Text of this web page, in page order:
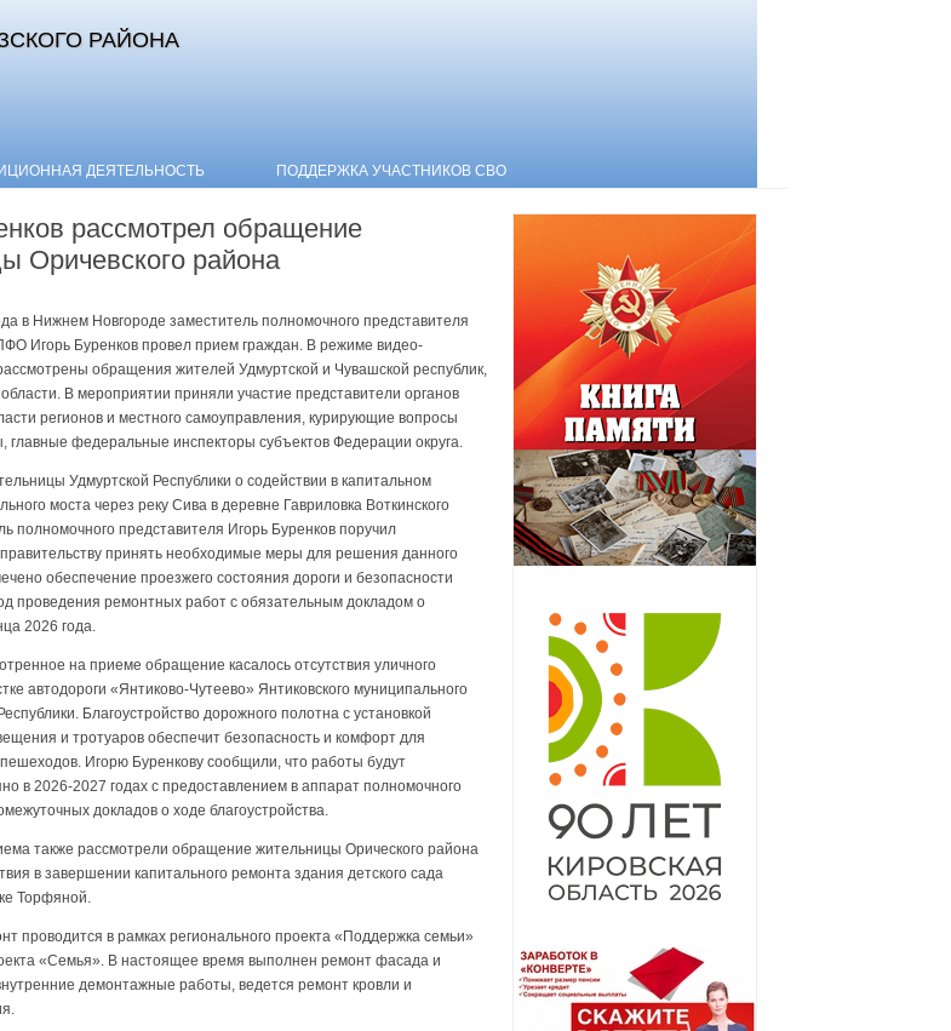
РАЙОНА
Skip to content
ДЕЯТЕЛЬНОСТЬ ПОДДЕРЖКА УЧАСТНИКОВ СВО
рассмотрел обращение
Оричевского района
в Нижнем Новгороде заместитель полномочного представителя
Игорь Буренков провел прием граждан. В режиме видео-
обращения жителей Удмуртской и Чувашской республик,
В мероприятии приняли участие представители органов
регионов и местного самоуправления, курирующие вопросы
главные федеральные инспекторы субъектов Федерации округа.
Удмуртской Республики о содействии в капитальном
моста через реку Сива в деревне Гавриловка Воткинского
полномочного представителя Игорь Буренков поручил
правительству принять необходимые меры для решения данного
обеспечение проезжего состояния дороги и безопасности
проведения ремонтных работ с обязательным докладом о
2026 года.
на приеме обращение касалось отсутствия уличного
автодороги «Янтиково-Чутеево» Янтиковского муниципального
Благоустройство дорожного полотна с установкой
и тротуаров обеспечит безопасность и комфорт для
Игорю Буренкову сообщили, что работы будут
в 2026-2027 годах с предоставлением в аппарат полномочного
докладов о ходе благоустройства.
также рассмотрели обращение жительницы Орического района
в завершении капитального ремонта здания детского сада
Торфяной.
проводится в рамках регионального проекта «Поддержка семьи»
«Семья». В настоящее время выполнен ремонт фасада и
демонтажные работы, ведется ремонт кровли и